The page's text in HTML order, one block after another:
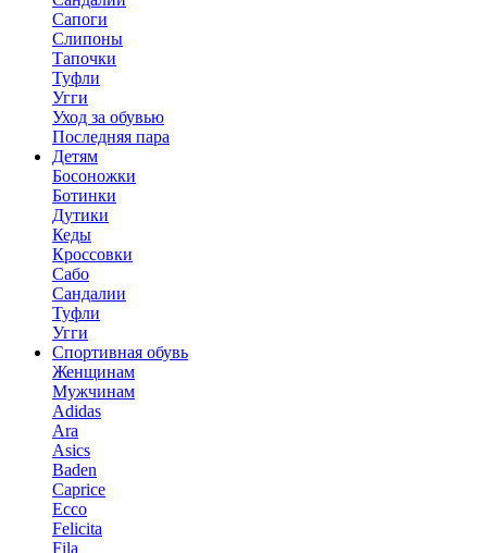
Сапоги
Слипоны
Тапочки
Туфли
Угги
Уход за обувью
Последняя пара
Детям
Босоножки
Ботинки
Дутики
Кеды
Кроссовки
Сабо
Сандалии
Туфли
Угги
Спортивная обувь
Женщинам
Мужчинам
Adidas
Ara
Asics
Baden
Caprice
Ecco
Felicita
Fila